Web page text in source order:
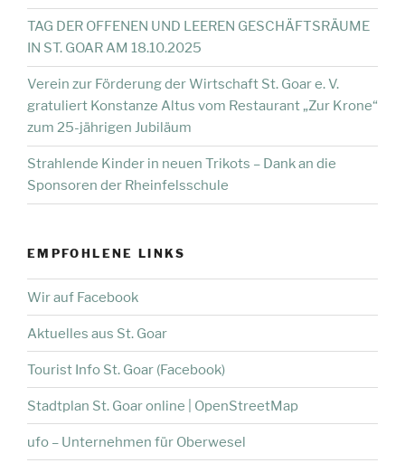
TAG DER OFFENEN UND LEEREN GESCHÄFTSRÄUME
IN ST. GOAR AM 18.10.2025
Verein zur Förderung der Wirtschaft St. Goar e. V.
gratuliert Konstanze Altus vom Restaurant „Zur Krone“
zum 25-jährigen Jubiläum
Strahlende Kinder in neuen Trikots – Dank an die
Sponsoren der Rheinfelsschule
EMPFOHLENE LINKS
Wir auf Facebook
Aktuelles aus St. Goar
Tourist Info St. Goar (Facebook)
Stadtplan St. Goar online | OpenStreetMap
ufo – Unternehmen für Oberwesel